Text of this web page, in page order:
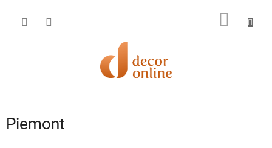
KOSÁR
Piemont